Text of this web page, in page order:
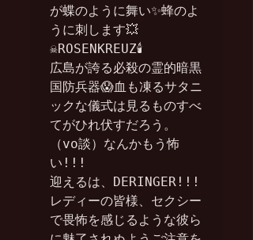
が蝶のように舞い✨蜂のよ
うに刺します💥
☠️ROSENKREUZ🕯️
広島が誇る必殺の霊的暗黒
国防兵器😱血も凍るサタニ
ックな儀式は見るものすべ
てがひれ伏すだろう。
（vo談）なんかもう怖
い!!!
迎えるは、DERINGER!!!
レディーの皆様、セクシー
で畏怖を感じるような彼ら